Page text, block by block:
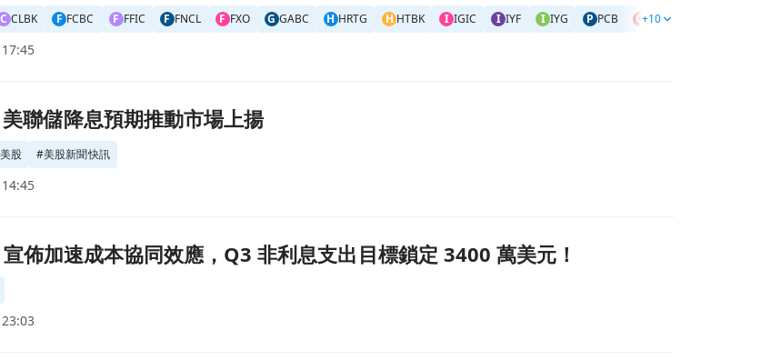
C CLBK F FCBC F FFIC F FNCL F FXO G GABC H HRTG H HTBK I IGIC I IYF I IYG P PCB QQCRH
+10
聯儲降息預期推動市場上揚
美股 #美股新聞快訊
出目標鎖定 3400 萬美元！頁面
加速成本協同效應，Q3 非利息支出目標鎖定 3400 萬美元！